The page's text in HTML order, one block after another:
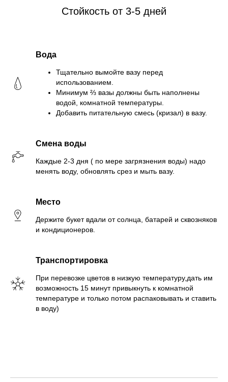
Стойкость от 3-5 дней
Вода
Тщательно вымойте вазу перед
использованием.
Минимум ⅔ вазы должны быть наполнены
водой, комнатной температуры.
Добавить питательную смесь (кризал) в вазу.
Смена воды
Каждые 2-3 дня ( по мере загрязнения воды) надо
менять воду, обновлять срез и мыть вазу.
Место
Держите букет вдали от солнца, батарей и сквозняков
и кондиционеров.
Транспортировка
При перевозке цветов в низкую температуру,дать им
возможность 15 минут привыкнуть к комнатной
температуре и только потом распаковывать и ставить
в воду)